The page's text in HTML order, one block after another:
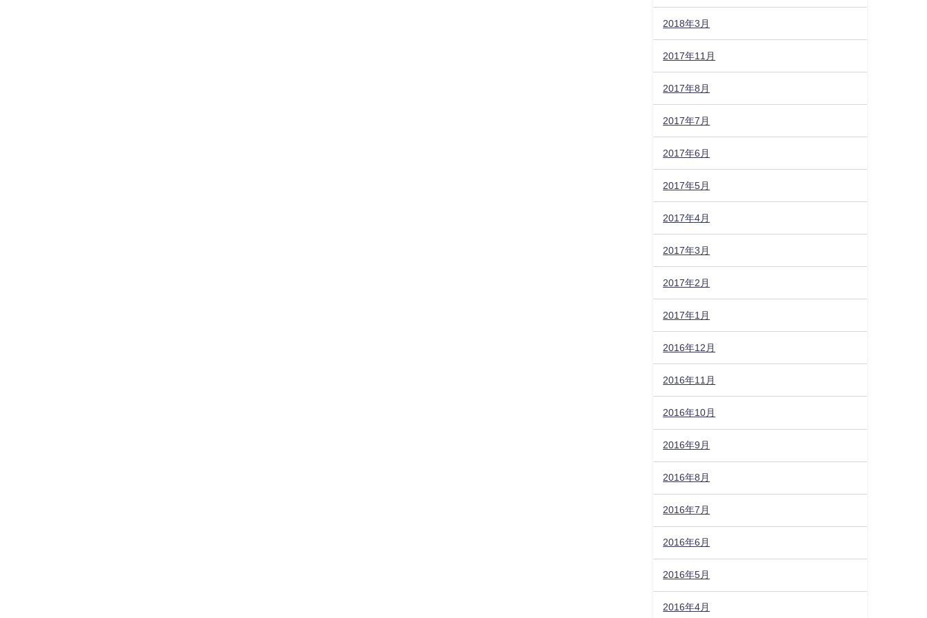
2018年3月
2017年11月
2017年8月
2017年7月
2017年6月
2017年5月
2017年4月
2017年3月
2017年2月
2017年1月
2016年12月
2016年11月
2016年10月
2016年9月
2016年8月
2016年7月
2016年6月
2016年5月
2016年4月